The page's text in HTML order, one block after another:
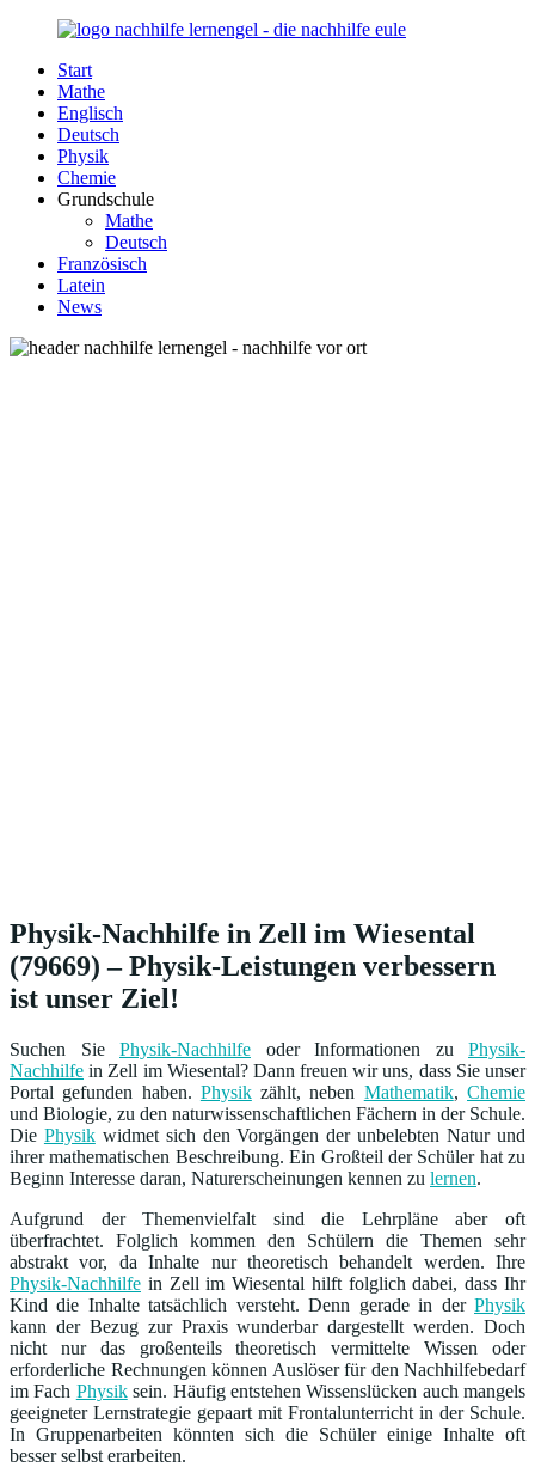
Zurück
Inhalt
Nachhilfe-
Lernengel.de
Unsere
Nachhilfe-
Eule
berät
zum
Damit
Lernen
Spaß
Start
Mathe
Englisch
Deutsch
Physik
Chemie
Grundschule
Mathe
Deutsch
Französisch
Latein
News
Physik-Nachhilfe in Zell im Wiesental
(79669) – Physik-Leistungen verbessern
ist unser Ziel!
Suchen Sie Physik-Nachhilfe oder Informationen zu Physik-
Nachhilfe in Zell im Wiesental? Dann freuen wir uns, dass Sie unser
Portal gefunden haben. Physikzählt, neben Mathematik,Chemie
und Biologie, zu den naturwissenschaftlichen Fächern in der Schule.
Die Physikwidmet sich den Vorgängen der unbelebten Natur und
ihrer mathematischen Beschreibung. Ein Großteil der Schüler hat zu
Beginn Interesse daran, Naturerscheinungen kennen zu lernen.
Aufgrund der Themenvielfalt sind die Lehrpläne aber oft
überfrachtet. Folglich kommen den Schülern die Themen sehr
abstrakt vor, da Inhalte nur theoretisch behandelt werden. Ihre
Physik-Nachhilfe in Zell im Wiesental hilft folglich dabei, dass Ihr
Kind die Inhalte tatsächlich versteht. Denn gerade in der Physik
kann der Bezug zur Praxis wunderbar dargestellt werden. Doch
nicht nur das großenteils theoretisch vermittelte Wissen oder
erforderliche Rechnungen können Auslöser für den Nachhilfebedarf
im Fach Physiksein. Häufig entstehen Wissenslücken auch mangels
geeigneter Lernstrategie gepaart mit Frontalunterricht in der Schule.
In Gruppenarbeiten könnten sich die Schüler einige Inhalte oft
besser selbst erarbeiten.